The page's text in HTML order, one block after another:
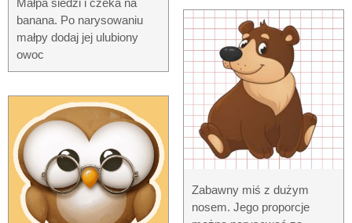
banana. Po narysowaniu
małpy dodaj jej ulubiony
owoc
Zabawny miś z dużym
nosem. Jego proporcje